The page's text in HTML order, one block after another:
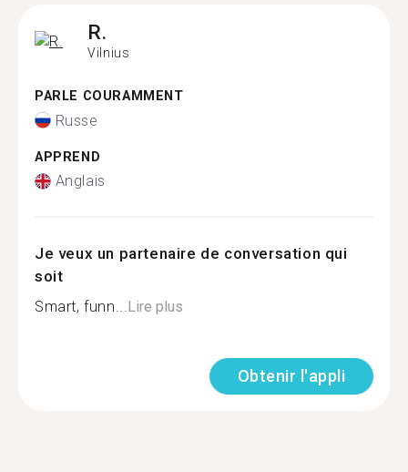
R.
Vilnius
PARLE COURAMMENT
Russe
APPREND
Anglais
Je veux un partenaire de conversation qui
soit
Smart, funn...Lire plus
Obtenir l'appli